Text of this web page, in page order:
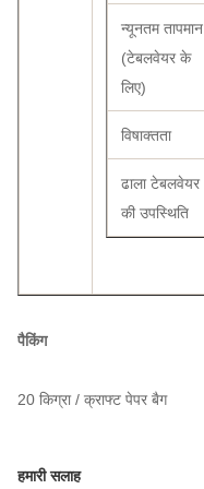
न्यूनतम तापमान
(टेबलवेयर के
लिए)
विषाक्तता
ढाला टेबलवेयर
की उपस्थिति
पैकिंग
20 किग्रा / क्राफ्ट पेपर बैग
हमारी सलाह